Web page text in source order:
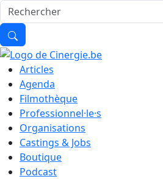
Articles
Agenda
Filmothèque
Professionnel·le·s
Organisations
Castings & Jobs
Boutique
Podcast